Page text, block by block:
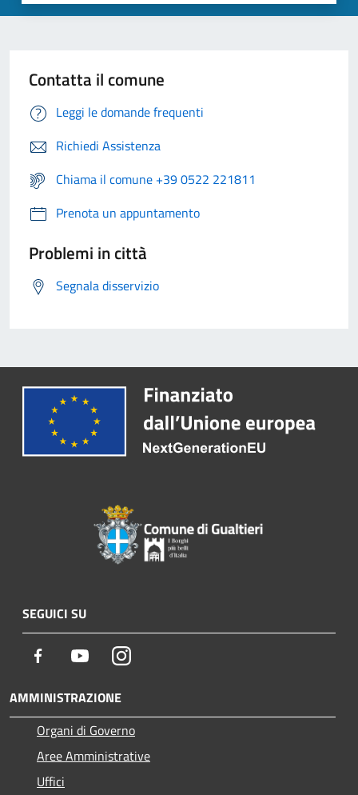
Contatta il comune
Leggi le domande frequenti
Richiedi Assistenza
Chiama il comune +39 0522 221811
Prenota un appuntamento
Problemi in città
Segnala disservizio
SEGUICI SU
Facebook YoutubeInstagram
AMMINISTRAZIONE
Organi di Governo
Aree Amministrative
Uffici